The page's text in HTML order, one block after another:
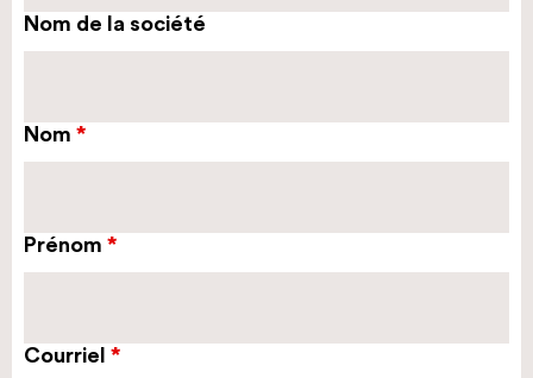
Nom de la société
Nom
Prénom
Courriel